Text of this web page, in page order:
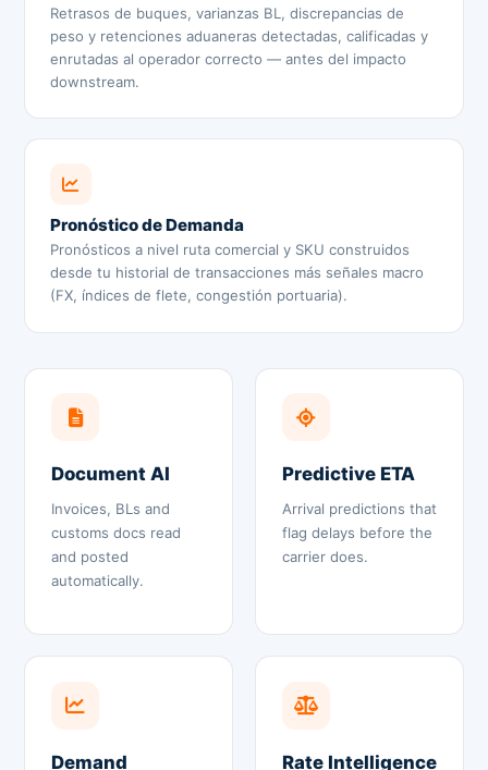
Retrasos de buques, varianzas BL, discrepancias de
peso y retenciones aduaneras detectadas, calificadas y
enrutadas al operador correcto — antes del impacto
downstream.
Pronóstico de Demanda
Pronósticos a nivel ruta comercial y SKU construidos
desde tu historial de transacciones más señales macro
(FX, índices de flete, congestión portuaria).
Document AI
Invoices, BLs and
customs docs read
and posted
automatically.
Predictive ETA
Arrival predictions that
flag delays before the
carrier does.
Demand Rate Intelligence